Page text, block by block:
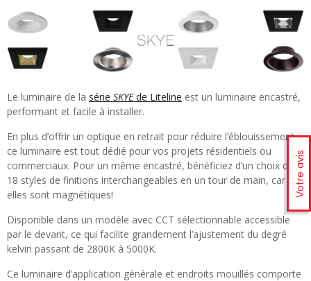
Votre avis
Le luminaire de la série SKYEde Liteline est un luminaire encastré,
performant et facile à installer.
En plus d’offrir un optique en retrait pour réduire l’éblouissement,
ce luminaire est tout dédié pour vos projets résidentiels ou
commerciaux. Pour un même encastré, bénéficiez d’un choix de
18 styles de finitions interchangeables en un tour de main, car
elles sont magnétiques!
Disponible dans un modèle avec CCT sélectionnable accessible
par le devant, ce qui facilite grandement l’ajustement du degré
kelvin passant de 2800K à 5000K.
Ce luminaire d’application générale et endroits mouillés comporte